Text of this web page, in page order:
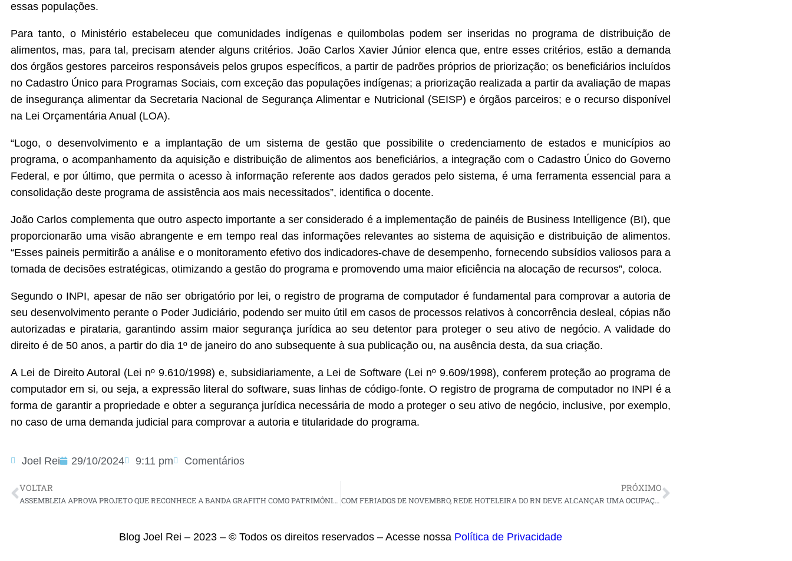
essas populações.
Para tanto, o Ministério estabeleceu que comunidades indígenas e quilombolas podem ser inseridas no programa de distribuição de
alimentos, mas, para tal, precisam atender alguns critérios. João Carlos Xavier Júnior elenca que, entre esses critérios, estão a demanda
dos órgãos gestores parceiros responsáveis pelos grupos específicos, a partir de padrões próprios de priorização; os beneficiários incluídos
no Cadastro Único para Programas Sociais, com exceção das populações indígenas; a priorização realizada a partir da avaliação de mapas
de insegurança alimentar da Secretaria Nacional de Segurança Alimentar e Nutricional (SEISP) e órgãos parceiros; e o recurso disponível
na Lei Orçamentária Anual (LOA).
“Logo, o desenvolvimento e a implantação de um sistema de gestão que possibilite o credenciamento de estados e municípios ao
programa, o acompanhamento da aquisição e distribuição de alimentos aos beneficiários, a integração com o Cadastro Único do Governo
Federal, e por último, que permita o acesso à informação referente aos dados gerados pelo sistema, é uma ferramenta essencial para a
consolidação deste programa de assistência aos mais necessitados”, identifica o docente.
João Carlos complementa que outro aspecto importante a ser considerado é a implementação de painéis de Business Intelligence (BI), que
proporcionarão uma visão abrangente e em tempo real das informações relevantes ao sistema de aquisição e distribuição de alimentos.
“Esses paineis permitirão a análise e o monitoramento efetivo dos indicadores-chave de desempenho, fornecendo subsídios valiosos para a
tomada de decisões estratégicas, otimizando a gestão do programa e promovendo uma maior eficiência na alocação de recursos”, coloca.
Segundo o INPI, apesar de não ser obrigatório por lei, o registro de programa de computador é fundamental para comprovar a autoria de
seu desenvolvimento perante o Poder Judiciário, podendo ser muito útil em casos de processos relativos à concorrência desleal, cópias não
autorizadas e pirataria, garantindo assim maior segurança jurídica ao seu detentor para proteger o seu ativo de negócio. A validade do
direito é de 50 anos, a partir do dia 1º de janeiro do ano subsequente à sua publicação ou, na ausência desta, da sua criação.
A Lei de Direito Autoral (Lei nº 9.610/1998) e, subsidiariamente, a Lei de Software (Lei nº 9.609/1998), conferem proteção ao programa de
computador em si, ou seja, a expressão literal do software, suas linhas de código-fonte. O registro de programa de computador no INPI é a
forma de garantir a propriedade e obter a segurança jurídica necessária de modo a proteger o seu ativo de negócio, inclusive, por exemplo,
no caso de uma demanda judicial para comprovar a autoria e titularidade do programa.
Joel Rei 29/10/2024 9:11 pm Comentários
VOLTAR
ASSEMBLEIA APROVA PROJETO QUE RECONHECE A BANDA GRAFITH COMO PATRIMÔNIO CULTURAL DO RN
PRÓXIMO
COM FERIADOS DE NOVEMBRO, REDE HOTELEIRA DO RN DEVE ALCANÇAR UMA OCUPAÇÃO DE 75%
Blog Joel Rei – 2023 – © Todos os direitos reservados – Acesse nossa Política de Privacidade